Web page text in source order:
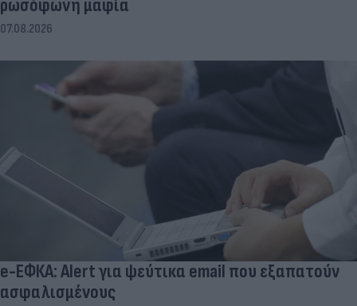
ρωσόφωνη μαφία
07.08.2026
e-ΕΦΚΑ: Alert για ψεύτικα email που εξαπατούν
ασφαλισμένους